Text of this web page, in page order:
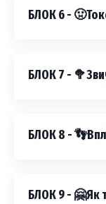
БЛОК 6 -
БЛОК 7 -
БЛОК 8 -
БЛОК 9 - 🤗Як